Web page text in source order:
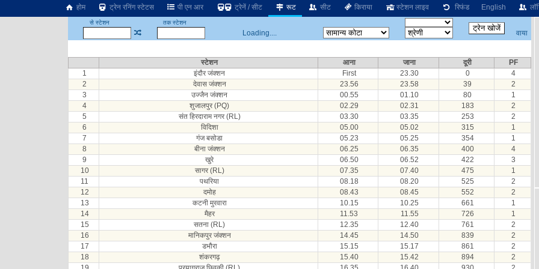
होम ट्रेन रनिंग स्टेटस पी एन आर ट्रेनें / सीट रूट सीट किराया स्टेशन लाइव रिफंड English
से स्टेशन तक स्टेशन
Loading.... वाया
स्टेशन आना जाना दूरी
PF
1
इंदौर जंक्शन First 23.30 0
4
2
देवास जंक्शन 23.56 23.58 39
2
3
उज्जैन जंक्शन 00.55 01.10 80
1
4
शुजालपुर (PQ) 02.29 02.31 183
2
5
संत हिरदाराम नगर (RL) 03.30 03.35 253
2
6
विदिशा 05.00 05.02 315
1
7
गंज बसोडा 05.23 05.25 354
1
8
बीना जंक्शन 06.25 06.35 400
4
9
खुरे 06.50 06.52 422
3
10
सागर (RL) 07.35 07.40 475
1
11
पथरिया 08.18 08.20 525
2
12
दमोह 08.43 08.45 552
2
13
कटनी मुरवारा 10.15 10.25 661
1
14
मैहर 11.53 11.55 726
1
15
सतना (RL) 12.35 12.40 761
2
16
मानिकपुर जंक्शन 14.45 14.50 839
2
17
डभौरा 15.15 15.17 861
2
18
शंकरगढ़ 15.40 15.42 894
2